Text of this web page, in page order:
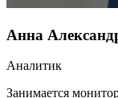
Анна
Аналитик
Занимается